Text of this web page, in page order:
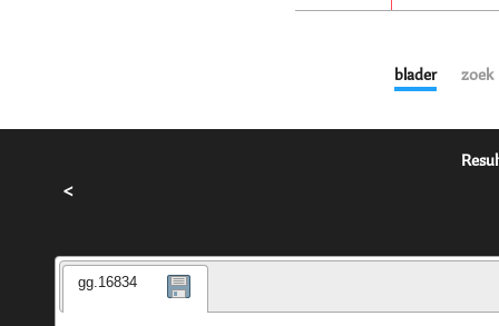
blader zoek
<
gg.16834